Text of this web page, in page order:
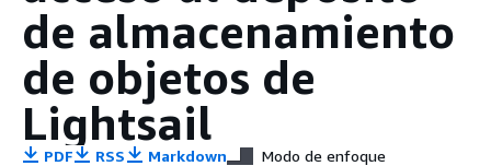
de almacenamiento
de objetos de
Lightsail
PDF RSS Markdown Modo de enfoque